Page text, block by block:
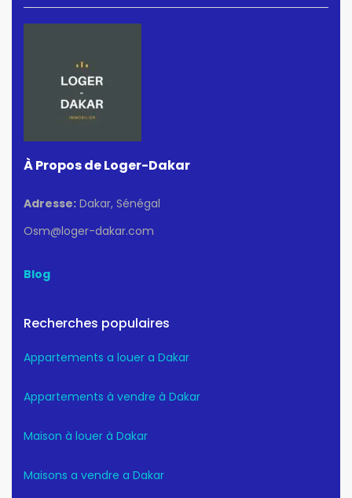
À Propos de Loger-Dakar
Adresse: Dakar, Sénégal
Osm@loger-dakar.com
Blog
Recherches populaires
Appartements a louer a Dakar
Appartements à vendre à Dakar
Maison à louer à Dakar
Maisons a vendre a Dakar